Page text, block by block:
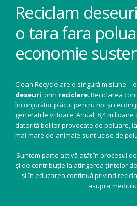
Reciclam
o tara fara
economie
Clean Recycle are o singură misiune –
deseuri, prin reciclare. Reciclarea
înconjurător plăcut pentru noi și cei
generatiile viitoare. Anual, 8,4
datorită bolilor provocate de poluare,
mai mare de animale sunt ucise de
Suntem parte activă atât în procesul
și de contribuție la atingerea țintelor
și în educarea continuă privind
asupra